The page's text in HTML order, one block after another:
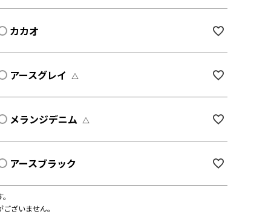
カカオ
アースグレイ △
メランジデニム △
アースブラック
ざいません。